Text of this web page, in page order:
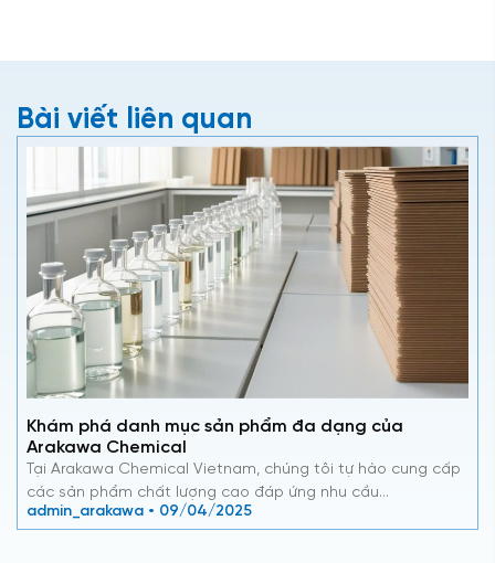
Bài viết liên quan
Khám phá danh mục sản phẩm đa dạng của
Arakawa Chemical
Tại Arakawa Chemical Vietnam, chúng tôi tự hào cung cấp
các sản phẩm chất lượng cao đáp ứng nhu cầu…
admin_arakawa • 09/04/2025